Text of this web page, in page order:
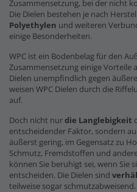
Zusammensetzung, bei der nicht
Die Dielen bestehen je nach
Polyethylen und weiteren
einige Besonderheiten.
WPC ist ein Bodenbelag für den
Zusammensetzung einige Vorteile
Dielen unempfindlich gegen
weisen WPC Dielen durch die
auf.
Doch nicht nurdie Langlebigkeit
entscheidender Faktor, sondern
äußerst gering, im Gegensatz zu
Schmutz, Fremdstoffen und
können Sie beruhigt sei, wenn Sie
entscheiden. Die Dielen sind
teilweise sogar schmutzabweisend.